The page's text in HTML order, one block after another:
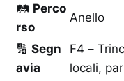
🛤️ Perco
rso
Anello
🔢 Segn
avia
F4 –
locali,